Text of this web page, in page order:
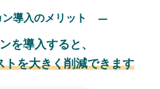
導入のメリット
を導入すると、
トを大きく削減できます